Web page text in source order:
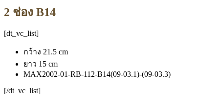
2 ช่อง B14
[dt_vc_list]
กว้าง 21.5 cm
ยาว 15 cm
MAX2002-01-RB-112-B14(09-03.1)-(09-03.3)
[/dt_vc_list]